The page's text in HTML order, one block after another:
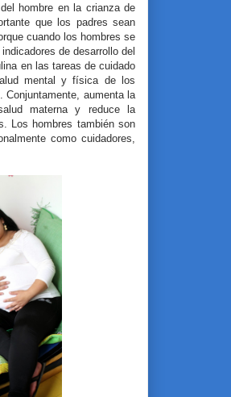
hombre en la crianza de
que los padres sean
cuando los hombres se
de desarrollo del
en las tareas de cuidado
mental y física de los
Conjuntamente, aumenta la
materna y reduce la
Los hombres también son
como cuidadores,